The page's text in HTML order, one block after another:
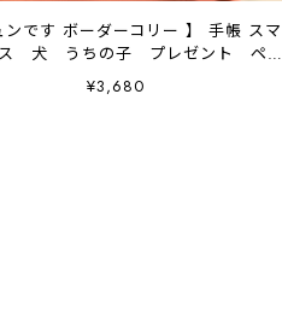
ンです ボーダーコリー 】 手帳 スマ
ス 犬 うちの子 プレゼント ペッ
ト Android対応
¥3,680